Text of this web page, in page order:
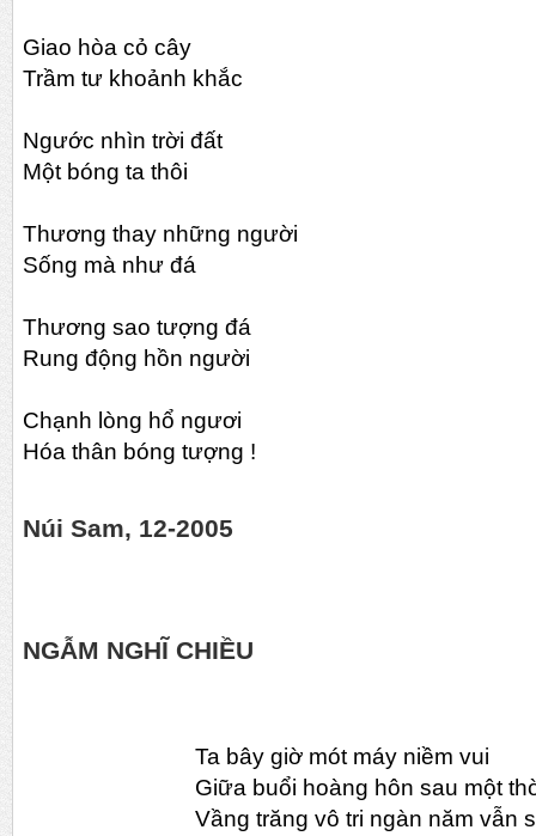
Giao hòa cỏ cây
Trầm tư khoảnh khắc
Ngước nhìn trời đất
Một bóng ta thôi
Thương thay những người
Sống mà như đá
Thương sao tượng đá
Rung động hồn người
Chạnh lòng hổ ngươi
Hóa thân bóng tượng !
Núi Sam, 12-2005
NGẪM NGHĨ CHIỀU
Ta bây giờ mót máy niềm vui
Giữa buổi hoàng hôn sau một
Vầng trăng vô tri ngàn năm vẫn